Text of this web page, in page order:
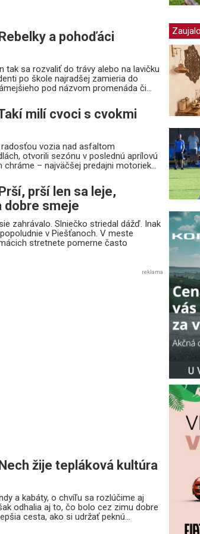
a pohoďáci
tak sa rozvaliť do trávy alebo na lavičku
po škole najradšej zamieria do
pod názvom promenáda či...
milí cvoci s cvokmi
vozia nad asfaltom
otvorili sezónu v poslednú aprílovú
– najväčšej predajni motoriek...
prší len sa leje,
dobre smeje
zahrávalo. Slniečko striedal dážď. Inak
v Piešťanoch. V meste
stretnete pomerne často
reklama
žije tepláková kultúra
a kabáty, o chvíľu sa rozlúčime aj
odhalia aj to, čo bolo cez zimu dobre
cesta, ako si udržať peknú...